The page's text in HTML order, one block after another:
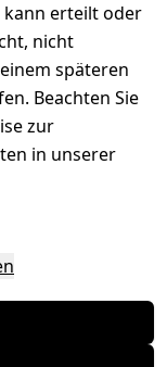
erteilt oder
nicht
späteren
Beachten Sie
zur
in unserer